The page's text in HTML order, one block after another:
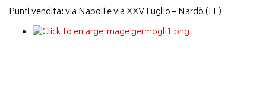
Punti vendita: via Napoli e via XXV Luglio – Nardò (LE)